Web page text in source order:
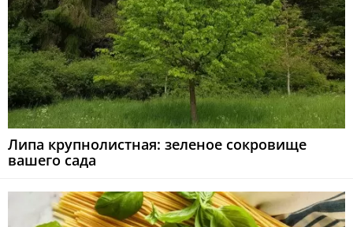
Липа крупнолистная: зеленое сокровище
вашего сада